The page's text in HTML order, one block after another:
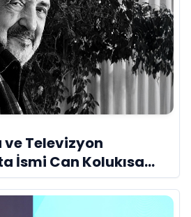
Televizyon
İsmi Can Kolukısa